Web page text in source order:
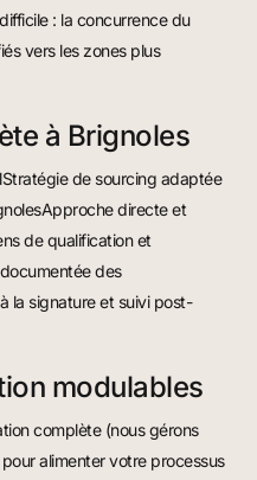
: la concurrence du
vers les zones plus
à Brignoles
de sourcing adaptée
directe et
de qualification et
des
la signature et suivi post-
modulables
complète (nous gérons
alimenter votre processus